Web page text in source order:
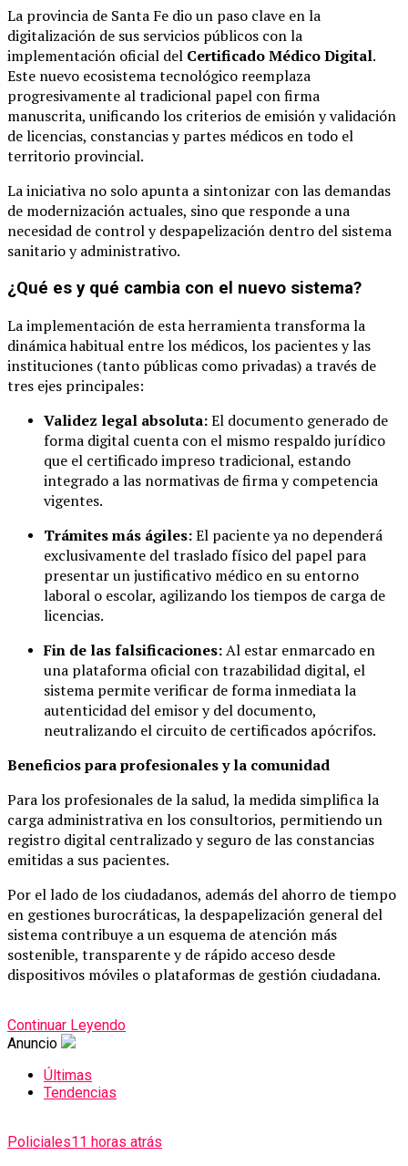
La provincia de Santa Fe dio un paso clave en la
digitalización de sus servicios públicos con la
implementación oficial del Certificado Médico Digital.
Este nuevo ecosistema tecnológico reemplaza
progresivamente al tradicional papel con firma
manuscrita, unificando los criterios de emisión y validación
de licencias, constancias y partes médicos en todo el
territorio provincial.
La iniciativa no solo apunta a sintonizar con las demandas
de modernización actuales, sino que responde a una
necesidad de control y despapelización dentro del sistema
sanitario y administrativo.
¿Qué es y qué cambia con el nuevo sistema?
La implementación de esta herramienta transforma la
dinámica habitual entre los médicos, los pacientes y las
instituciones (tanto públicas como privadas) a través de
tres ejes principales:
Validez legal absoluta:El documento generado de
forma digital cuenta con el mismo respaldo jurídico
que el certificado impreso tradicional, estando
integrado a las normativas de firma y competencia
vigentes.
Trámites más ágiles:El paciente ya no dependerá
exclusivamente del traslado físico del papel para
presentar un justificativo médico en su entorno
laboral o escolar, agilizando los tiempos de carga de
licencias.
Fin de las falsificaciones:Al estar enmarcado en
una plataforma oficial con trazabilidad digital, el
sistema permite verificar de forma inmediata la
autenticidad del emisor y del documento,
neutralizando el circuito de certificados apócrifos.
Beneficios para profesionales y la comunidad
Para los profesionales de la salud, la medida simplifica la
carga administrativa en los consultorios, permitiendo un
registro digital centralizado y seguro de las constancias
emitidas a sus pacientes.
Por el lado de los ciudadanos, además del ahorro de tiempo
en gestiones burocráticas, la despapelización general del
sistema contribuye a un esquema de atención más
sostenible, transparente y de rápido acceso desde
dispositivos móviles o plataformas de gestión ciudadana.
Continuar Leyendo
Anuncio
Últimas
Tendencias
Policiales11 horas atrás